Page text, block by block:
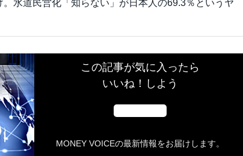
水道民営化「知らない」が日本人の69.3％というヤ
この記事が気に入ったら
いいね！しよう
MONEY VOICEの最新情報をお届けします。